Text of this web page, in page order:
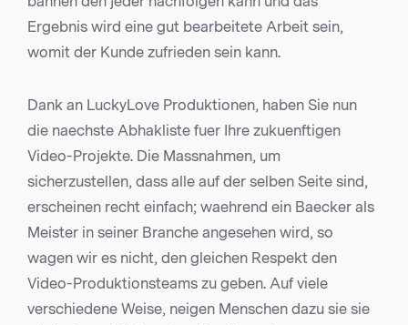
Ergebnis wird eine gut bearbeitete Arbeit sein,
womit der Kunde zufrieden sein kann.
Dank an LuckyLove Produktionen, haben Sie nun
die naechste Abhakliste fuer Ihre zukuenftigen
Video-Projekte. Die Massnahmen, um
sicherzustellen, dass alle auf der selben Seite sind,
erscheinen recht einfach; waehrend ein Baecker als
Meister in seiner Branche angesehen wird, so
wagen wir es nicht, den gleichen Respekt den
Video-Produktionsteams zu geben. Auf viele
verschiedene Weise, neigen Menschen dazu sie sie